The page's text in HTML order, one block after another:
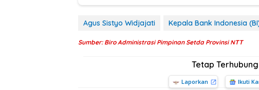
Agus Sistyo Widjajati Kepala Bank Indonesia
Sumber: Biro Administrasi Pimpinan Setda Provinsi NTT
Tetap
Laporkan Ikuti